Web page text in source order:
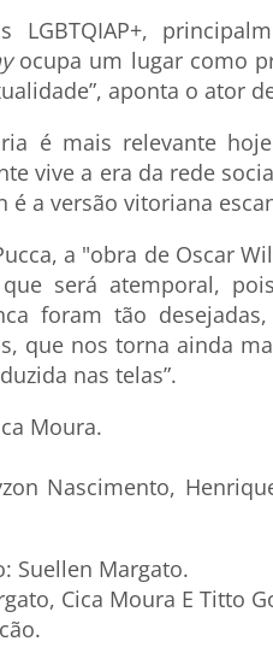
LGBTQIAP+,
ocupa um lugar como
aponta o ator
é mais relevante
vive a era da rede
é a versão vitoriana
a "obra de Oscar
será atemporal,
foram tão
que nos torna ainda
nas telas”.
Moura.
Nascimento,
Suellen Margato.
Cica Moura E Titto